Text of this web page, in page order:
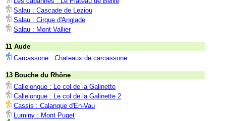
Salau : Cascade de Leziou
Salau : Cirque d'Anglade
Salau : Mont Vallier
11 Aude
Carcassone : Chateaux de carcassone
13 Bouche du Rhône
Callelongue : Le col de la Galinette
Callelongue : Le col de la Galinette 2
Cassis : Calanque d'En-Vau
Luminy : Mont Puget